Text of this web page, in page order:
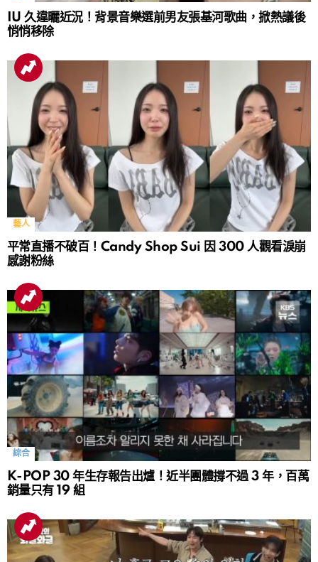
IU 久違曬近況！背景音樂選前男友張基河歌曲，掀熱議後
悄悄移除
藝人
平常直播不破百！Candy Shop Sui 因 300 人觀看淚崩
感謝粉絲
綜合
K-POP 30 年生存報告出爐！近半團體撐不過 3 年，百萬
銷量只有 19 組